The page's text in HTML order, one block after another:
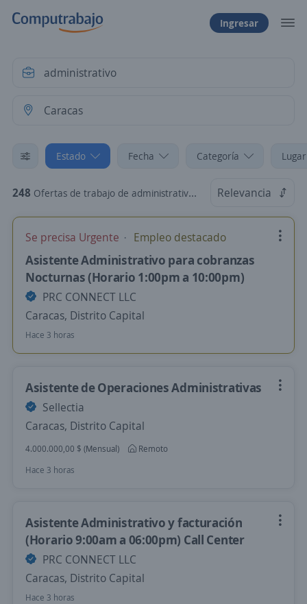
Ingresar
Estado Fecha Categoría
248 Ofertas de trabajo de administrativo en Caracas, Distrito Capital Relevancia
Se precisa Urgente Empleo destacado
Asistente Administrativo para cobranzas
Nocturnas (Horario 1:00pm a 10:00pm)
PRC CONNECT LLC
Caracas, Distrito Capital
Hace 3 horas
Asistente de Operaciones Administrativas
Sellectia
Caracas, Distrito Capital
4.000.000,00 $ (Mensual)
Remoto
Hace 3 horas
Asistente Administrativo y facturación
(Horario 9:00am a 06:00pm) Call Center
PRC CONNECT LLC
Caracas, Distrito Capital
Hace 3 horas